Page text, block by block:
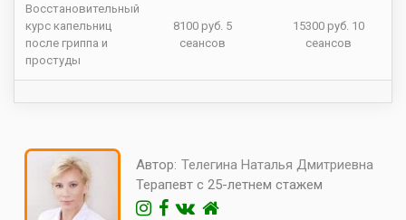
Восстановительный
курс капельниц
после гриппа и
простуды
8100 руб. 5
сеансов
15300 руб. 10
сеансов
Автор: Телегина Наталья Дмитриевна
Терапевт с 25-летнем стажем